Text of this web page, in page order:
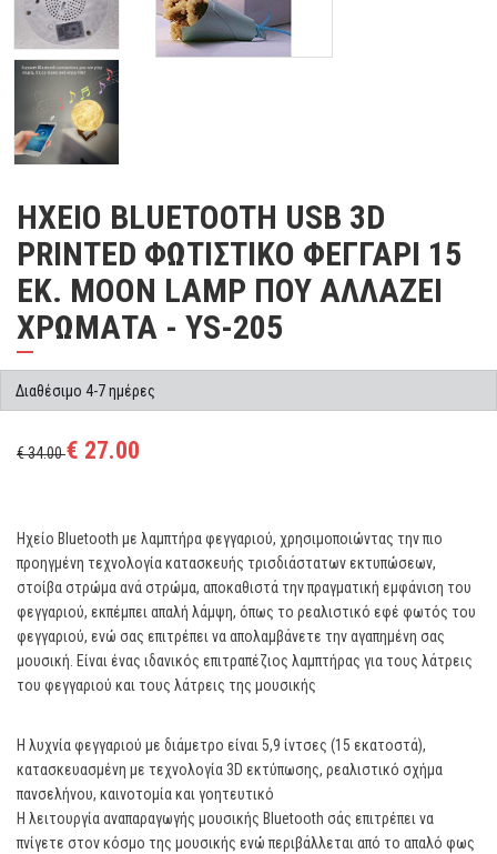
ΗΧΕΙΟ BLUETOOTH USB 3D
PRINTED ΦΩΤΙΣΤΙΚΟ ΦΕΓΓΑΡΙ 15
EK. MOON LAMP ΠΟΥ ΑΛΛΑΖΕΙ
ΧΡΩΜΑΤΑ - YS-205
Διαθέσιμο 4-7 ημέρες
€ 34.00€ 27.00
Ηχείο Bluetooth με λαμπτήρα φεγγαριού, χρησιμοποιώντας την πιο
προηγμένη τεχνολογία κατασκευής τρισδιάστατων εκτυπώσεων,
στοίβα στρώμα ανά στρώμα, αποκαθιστά την πραγματική εμφάνιση του
φεγγαριού, εκπέμπει απαλή λάμψη, όπως το ρεαλιστικό εφέ φωτός του
φεγγαριού, ενώ σας επιτρέπει να απολαμβάνετε την αγαπημένη σας
μουσική. Είναι ένας ιδανικός επιτραπέζιος λαμπτήρας για τους λάτρεις
του φεγγαριού και τους λάτρεις της μουσικής
Η λυχνία φεγγαριού με διάμετρο είναι 5,9 ίντσες (15 εκατοστά),
κατασκευασμένη με τεχνολογία 3D εκτύπωσης, ρεαλιστικό σχήμα
πανσελήνου, καινοτομία και γοητευτικό
Η λειτουργία αναπαραγωγής μουσικής Bluetooth σάς επιτρέπει να
πνίγετε στον κόσμο της μουσικής ενώ περιβάλλεται από το απαλό φως